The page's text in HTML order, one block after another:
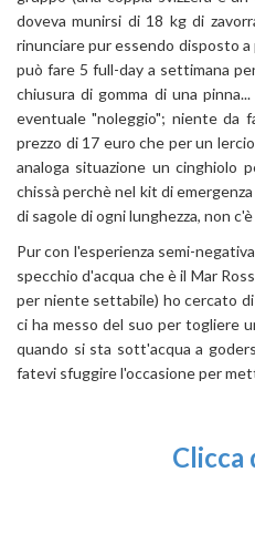
doveva munirsi di 18 kg di
rinunciare pur essendo disposto
può fare 5 full-day a settimana
chiusura di gomma di una
eventuale "noleggio"; niente da
prezzo di 17 euro che per un
analoga situazione un cinghiolo
chissà perchè nel kit di
di sagole di ogni lunghezza, non
Pur con l'esperienza semi-
specchio d'acqua che è il Mar
per niente settabile) ho cercato
ci ha messo del suo per togliere
quando si sta sott'acqua a
fatevi sfuggire l'occasione per
Clicca